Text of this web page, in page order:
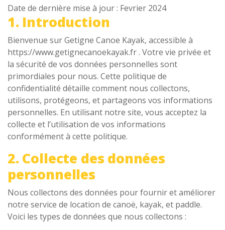
Date de dernière mise à jour : Fevrier 2024
1. Introduction
Bienvenue sur Getigne Canoe Kayak, accessible à
https://www.getignecanoekayak.fr . Votre vie privée et
la sécurité de vos données personnelles sont
primordiales pour nous. Cette politique de
confidentialité détaille comment nous collectons,
utilisons, protégeons, et partageons vos informations
personnelles. En utilisant notre site, vous acceptez la
collecte et l’utilisation de vos informations
conformément à cette politique.
2. Collecte des données
personnelles
Nous collectons des données pour fournir et améliorer
notre service de location de canoë, kayak, et paddle.
Voici les types de données que nous collectons :